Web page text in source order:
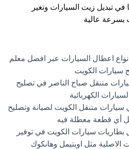
في تبديل زيت السيارات وتغير
بسرعة عالية
اعطال السيارات عبر افضل معلم
سيارات الكويت
متنقل صباح الناصر في تصليح
الكهربائية
سيارات متنقل الكويت لصيانة وتصليح
أي قطعة معطلة فيه
بطاريات سيارات الكويت في توفير
الاصلية مثل اوبتيمل وهانكوك.